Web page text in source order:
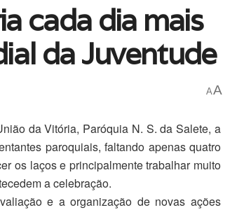
cada dia mais
da Juventude
AA
da Vitória, Paróquia N. S. da Salete, a
paroquiais, faltando apenas quatro
os laços e principalmente trabalhar muito
a celebração.
e a organização de novas ações